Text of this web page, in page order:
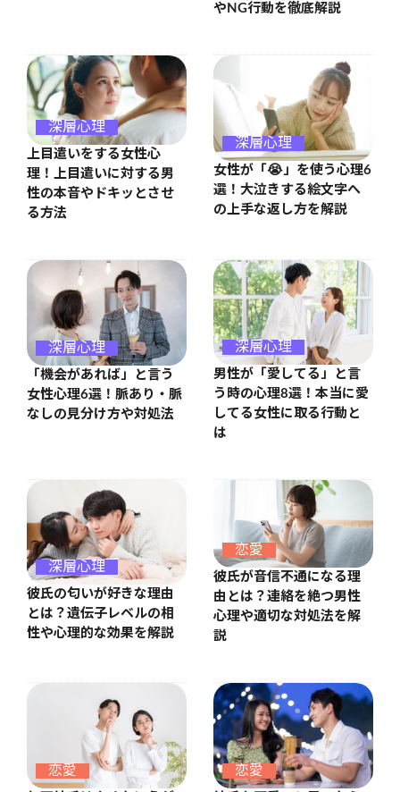
やNG行動を徹底解説
深層心理
上目遣いをする女性心
理！上目遣いに対する男
性の本音やドキッとさせ
る方法
深層心理
女性が「😭」を使う心理6
選！大泣きする絵文字へ
の上手な返し方を解説
深層心理
「機会があれば」と言う
女性心理6選！脈あり・脈
なしの見分け方や対処法
深層心理
男性が「愛してる」と言
う時の心理8選！本当に愛
してる女性に取る行動と
は
深層心理
彼氏の匂いが好きな理由
とは？遺伝子レベルの相
性や心理的な効果を解説
恋愛
彼氏が音信不通になる理
由とは？連絡を絶つ男性
心理や適切な対処法を解
説
恋愛 恋愛